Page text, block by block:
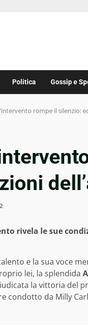
Politica Gossip e
rompe il silenzio:
rivela le sue
e la sua voce
lei, la splendida
la vittoria del
condotto da Milly